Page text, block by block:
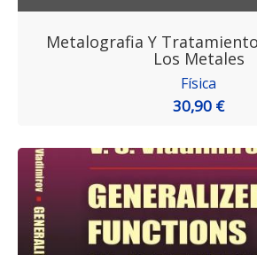
Metalografia Y
Los Metales
Física
30,90 €